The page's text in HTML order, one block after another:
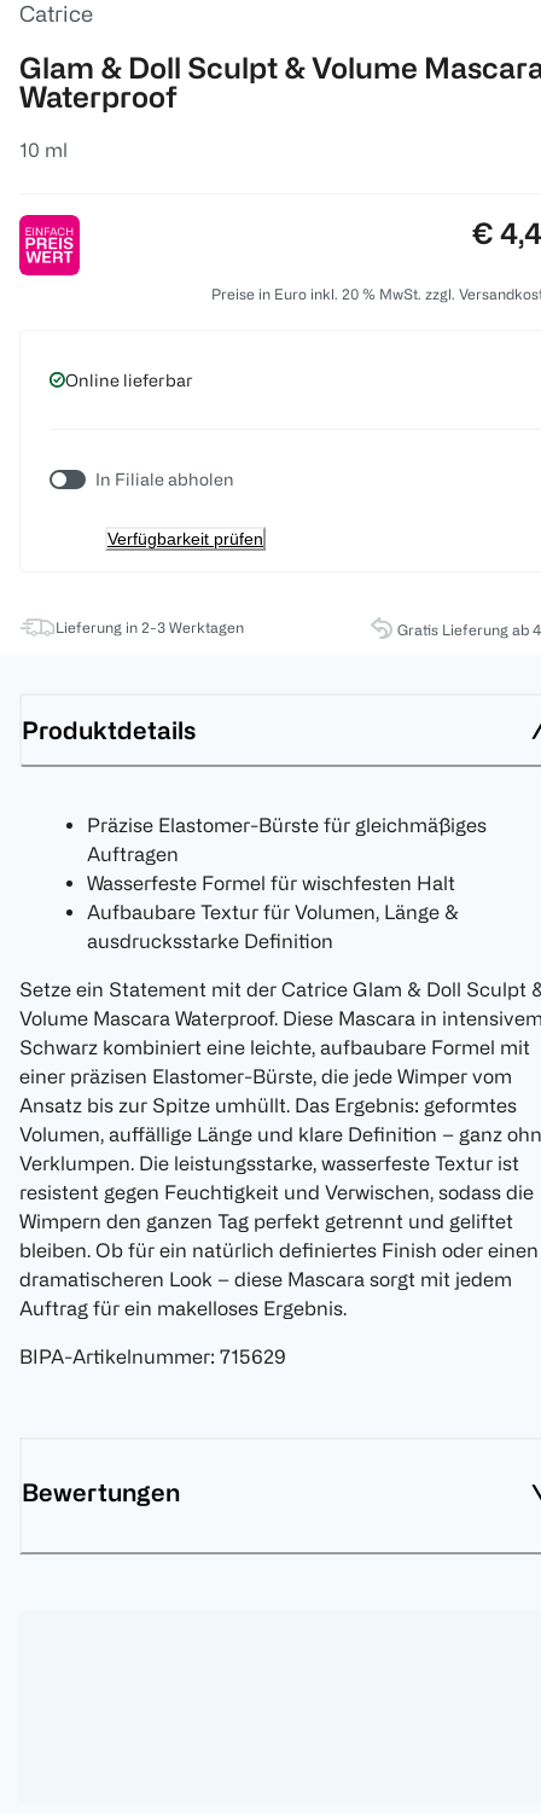
Catrice
Glam & Doll Sculpt & Volume
Waterproof
10 ml
€
Preise in Euro inkl. 20 % MwSt. zzgl.
Online lieferbar
In Filiale abholen
Verfügbarkeit prüfen
Lieferung in 2-3 Werktagen Gratis Lieferung ab
Produktdetails
Präzise Elastomer-Bürste für gleichmäßiges
Auftragen
Wasserfeste Formel für wischfesten Halt
Aufbaubare Textur für Volumen, Länge &
ausdrucksstarke Definition
Setze ein Statement mit der Catrice Glam & Doll Sculpt
Volume Mascara Waterproof. Diese Mascara in
Schwarz kombiniert eine leichte, aufbaubare Formel mit
einer präzisen Elastomer-Bürste, die jede Wimper vom
Ansatz bis zur Spitze umhüllt. Das Ergebnis: geformtes
Volumen, auffällige Länge und klare Definition – ganz
Verklumpen. Die leistungsstarke, wasserfeste Textur ist
resistent gegen Feuchtigkeit und Verwischen, sodass die
Wimpern den ganzen Tag perfekt getrennt und geliftet
bleiben. Ob für ein natürlich definiertes Finish oder einen
dramatischeren Look – diese Mascara sorgt mit jedem
Auftrag für ein makelloses Ergebnis.
BIPA-Artikelnummer: 715629
Bewertungen